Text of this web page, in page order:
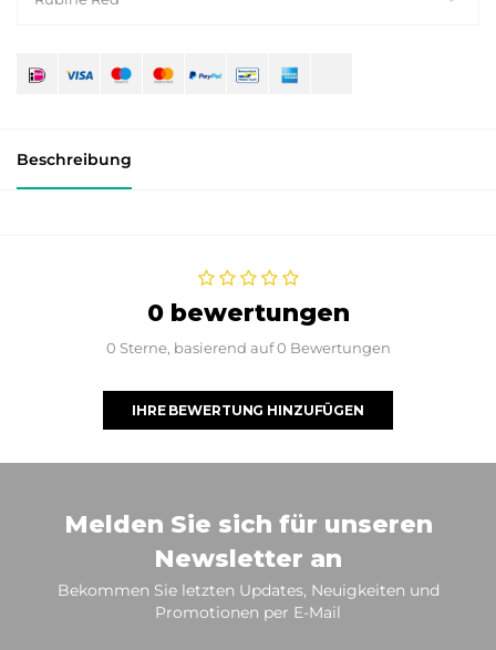
Beschreibung
0 bewertungen
0 Sterne, basierend auf 0 Bewertungen
IHRE BEWERTUNG HINZUFÜGEN
Melden Sie sich für unseren
Newsletter an
Bekommen Sie letzten Updates, Neuigkeiten und
Promotionen per E-Mail